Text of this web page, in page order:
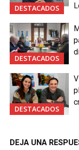
DESTACADOS
DESTACADOS
DESTACADOS
DEJA UNA